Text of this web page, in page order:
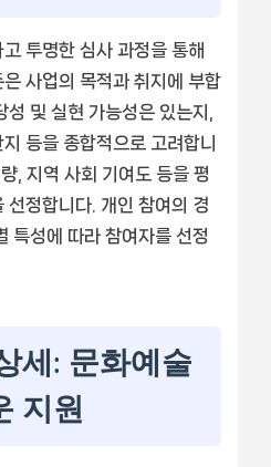
투명한 심사 과정을 통해
사업의 목적과 취지에 부합
및 실현 가능성은 있는지,
등을 종합적으로 고려합니
, 지역 사회 기여도 등을 평
선정합니다. 개인 참여의 경
특성에 따라 참여자를 선정
세: 문화예술
지원